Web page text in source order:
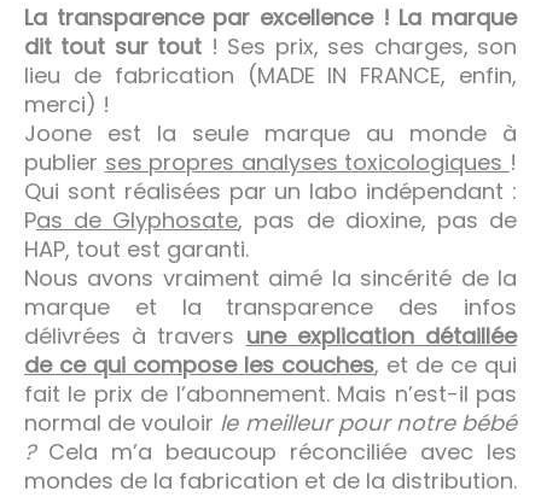
La transparence par excellence ! La marque
dit tout sur tout ! Ses prix, ses charges, son
lieu de fabrication (MADE IN FRANCE, enfin,
merci) !
Joone est la seule marque au monde à
publier ses propres analyses toxicologiques !
Qui sont réalisées par un labo indépendant :
Pas de Glyphosate, pas de dioxine, pas de
HAP, tout est garanti.
Nous avons vraiment aimé la sincérité de la
marque et la transparence des infos
délivrées à travers une explication détaillée
de ce qui compose les couches, et de ce qui
fait le prix de l’abonnement. Mais n’est-il pas
normal de vouloir le meilleur pour notre bébé
? Cela m’a beaucoup réconciliée avec les
mondes de la fabrication et de la distribution.